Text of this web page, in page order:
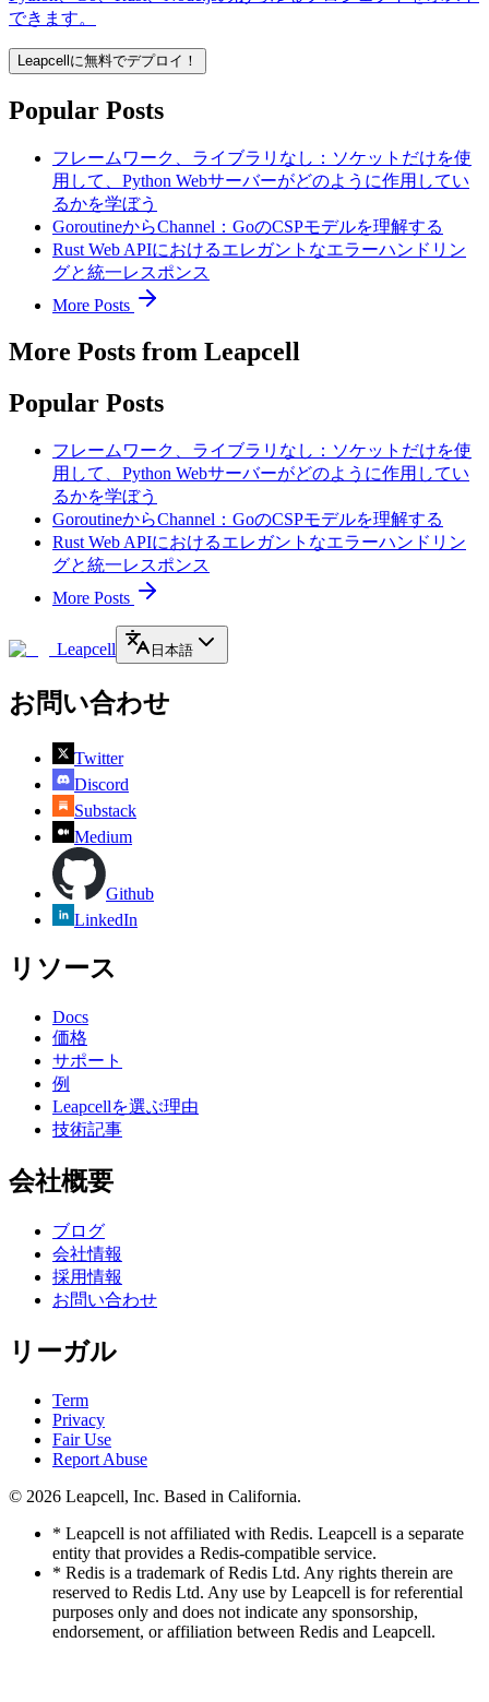
できます。
Leapcellに無料でデプロイ！
Popular Posts
フレームワーク、ライブラリなし：ソケットだけを使
用して、Python Webサーバーがどのように作用してい
るかを学ぼう
GoroutineからChannel：GoのCSPモデルを理解する
Rust Web APIにおけるエレガントなエラーハンドリン
グと統一レスポンス
More Posts
More Posts from Leapcell
Popular Posts
フレームワーク、ライブラリなし：ソケットだけを使
用して、Python Webサーバーがどのように作用してい
るかを学ぼう
GoroutineからChannel：GoのCSPモデルを理解する
Rust Web APIにおけるエレガントなエラーハンドリン
グと統一レスポンス
More Posts
Leapcell 日本語
お問い合わせ
Twitter
Discord
Substack
Medium
Github
LinkedIn
リソース
Docs
価格
サポート
例
Leapcellを選ぶ理由
技術記事
会社概要
ブログ
会社情報
採用情報
お問い合わせ
リーガル
Term
Privacy
Fair Use
Report Abuse
© 2026 Leapcell, Inc. Based in California.
* Leapcell is not affiliated with Redis. Leapcell is a separate
entity that provides a Redis-compatible service.
* Redis is a trademark of Redis Ltd. Any rights therein are
reserved to Redis Ltd. Any use by Leapcell is for referential
purposes only and does not indicate any sponsorship,
endorsement, or affiliation between Redis and Leapcell.